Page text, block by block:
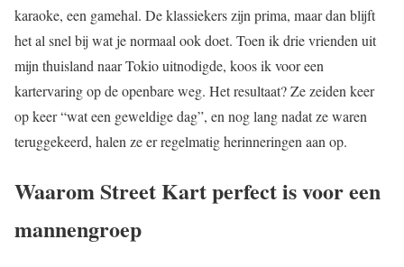
karaoke, een gamehal. De klassiekers zijn prima, maar dan blijft
het al snel bij wat je normaal ook doet. Toen ik drie vrienden uit
mijn thuisland naar Tokio uitnodigde, koos ik voor een
kartervaring op de openbare weg. Het resultaat? Ze zeiden keer
op keer “wat een geweldige dag”, en nog lang nadat ze waren
teruggekeerd, halen ze er regelmatig herinneringen aan op.
Waarom Street Kart perfect is voor een
mannengroep